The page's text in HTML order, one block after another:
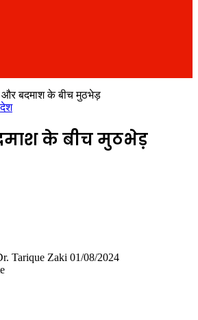
बदमाश के बीच मुठभेड़
के बीच मुठभेड़
Tarique Zaki 01/08/2024